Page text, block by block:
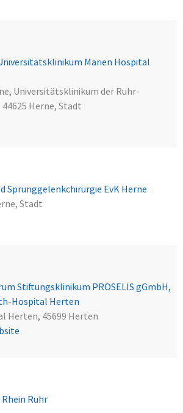
Marien Hospital
Universitätsklinikum der Ruhr-
Herne, Stadt
Sprunggelenkchirurgie EvK Herne
Stadt
Stiftungsklinikum PROSELIS gGmbH,
Hospital Herten
Herten, 45699 Herten
Ruhr